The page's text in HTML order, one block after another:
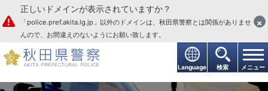
本文へ
Language 検索 メニュー
正しいドメインが表示されていますか？
「police.pref.akita.lg.jp」以外のドメインは、秋田県警察とは関係がありませ
んので、お間違えのないようにお願い致します。
×